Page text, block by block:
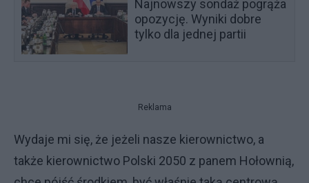
Najnowszy sondaż pogrąża
opozycję. Wyniki dobre
tylko dla jednej partii
Reklama
Wydaje mi się, że jeżeli nasze kierownictwo, a
także kierownictwo Polski 2050 z panem Hołownią,